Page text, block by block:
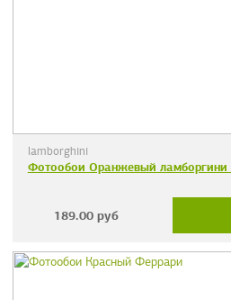
lamborghini
Фотообои Оранжевый ламборгини
189.00 руб